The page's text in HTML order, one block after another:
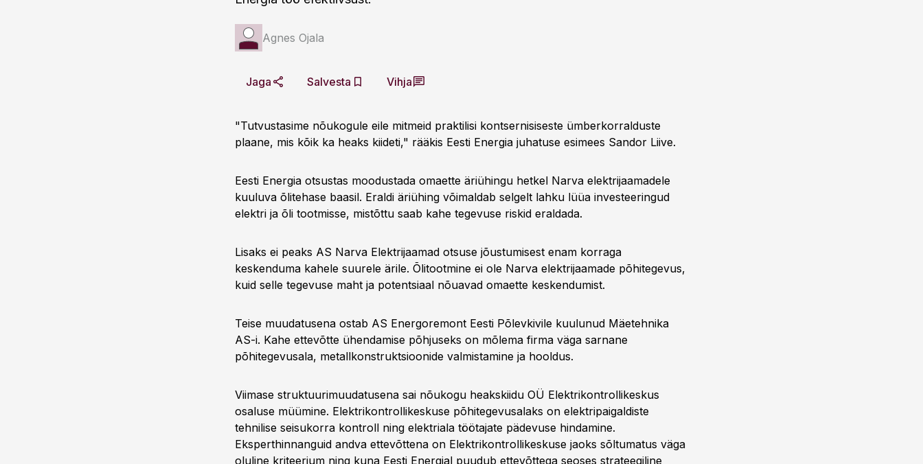
Agnes Ojala
Jaga Salvesta Vihja
"Tutvustasime nõukogule eile mitmeid praktilisi kontsernisiseste ümberkorralduste
plaane, mis kõik ka heaks kiideti," rääkis Eesti Energia juhatuse esimees Sandor Liive.
Eesti Energia otsustas moodustada omaette äriühingu hetkel Narva elektrijaamadele
kuuluva õlitehase baasil. Eraldi äriühing võimaldab selgelt lahku lüüa investeeringud
elektri ja õli tootmisse, mistõttu saab kahe tegevuse riskid eraldada.
Lisaks ei peaks AS Narva Elektrijaamad otsuse jõustumisest enam korraga
keskenduma kahele suurele ärile. Õlitootmine ei ole Narva elektrijaamade põhitegevus,
kuid selle tegevuse maht ja potentsiaal nõuavad omaette keskendumist.
Teise muudatusena ostab AS Energoremont Eesti Põlevkivile kuulunud Mäetehnika
AS-i. Kahe ettevõtte ühendamise põhjuseks on mõlema firma väga sarnane
põhitegevusala, metallkonstruktsioonide valmistamine ja hooldus.
Viimase struktuurimuudatusena sai nõukogu heakskiidu OÜ Elektrikontrollikeskus
osaluse müümine. Elektrikontrollikeskuse põhitegevusalaks on elektripaigaldiste
tehnilise seisukorra kontroll ning elektriala töötajate pädevuse hindamine.
Eksperthinnanguid andva ettevõttena on Elektrikontrollikeskuse jaoks sõltumatus väga
oluline kriteerium ning kuna Eesti Energial puudub ettevõttega seoses strateegiline